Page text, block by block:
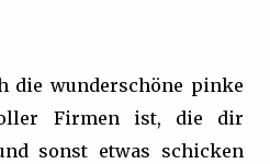
die wunderschöne pinke
Firmen ist, die dir
sonst etwas schicken